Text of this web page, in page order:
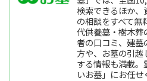
検索できるほか
の相談をすべて無
代供養墓・樹木葬
者の口コミ、建
方や、お墓の引越
する情報も満載
いお墓」にお任せ